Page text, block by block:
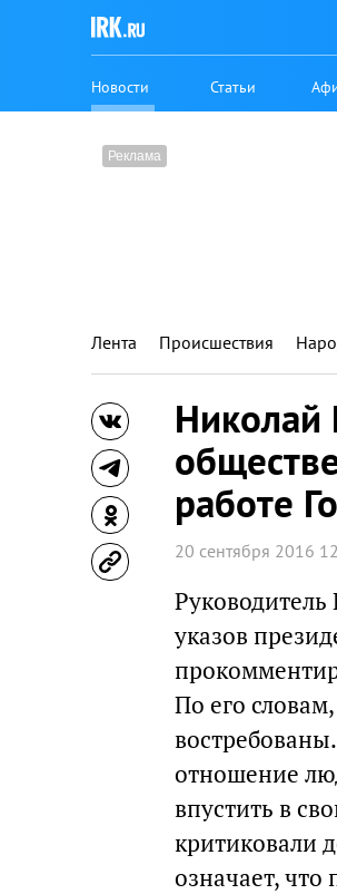
Новости Статьи
Лента Происшествия
Николай
работе
20 сентября 2016
указов
По его
отношение
впустить в
критиковали
означает, что